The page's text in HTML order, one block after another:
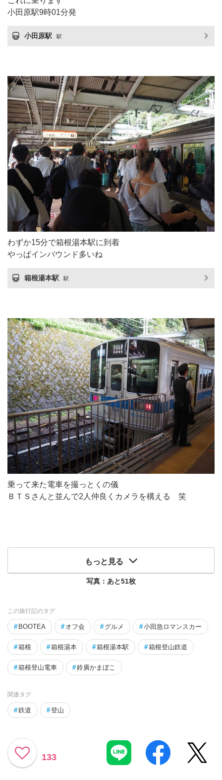
小田原駅9時01分発
小田原駅 駅
わずか15分で箱根湯本駅に到着
やっぱインバウンド多いね
箱根湯本駅 駅
乗って来た電車を撮っとくの儀
ＢＴＳさんと並んで2人仲良くカメラを構える 笑
もっと見る
写真：あと51枚
この旅行記のタグ
# BOOTEA # オフ会 # グルメ #小田急ロマンスカー
#箱根 #箱根湯本 #箱根湯本駅 #箱根登山鉄道
#箱根登山電車 #鈴廣かまぼこ
関連タグ
#鉄道 #登山
133